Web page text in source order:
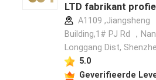
LTD fabrikant
A1109 ,Jiangsheng
Building,1# PJ Rd ，
Longgang Dist,
5.0
Geverifieerde